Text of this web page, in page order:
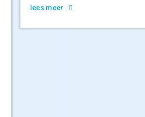
lees meer